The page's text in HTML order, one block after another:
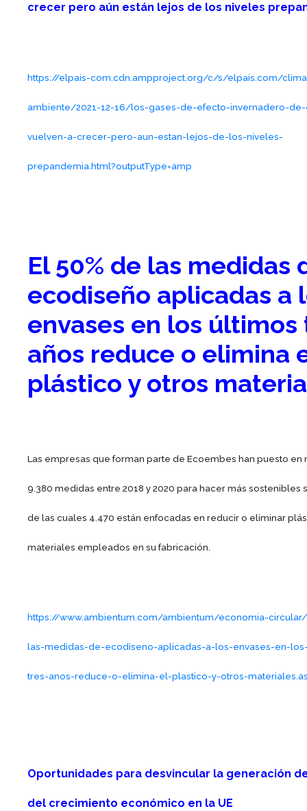
crecer pero aún están lejos de los niveles
https://elpais-com.cdn.ampproject.org/c/s/elpais.com/
ambiente/2021-12-16/los-gases-de-efecto-invernadero-
vuelven-a-crecer-pero-aun-estan-lejos-de-los-niveles-
prepandemia.html?outputType=amp
El 50% de las medidas
ecodiseño aplicadas a
envases en los últimos
años reduce o elimina
plástico y otros
Las empresas que forman parte de Ecoembes han puesto en
9.380 medidas entre 2018 y 2020 para hacer más sostenibles
de las cuales 4.470 están enfocadas en reducir o eliminar
materiales empleados en su fabricación.
https://www.ambientum.com/ambientum/economia-
las-medidas-de-ecodiseno-aplicadas-a-los-envases-en-
tres-anos-reduce-o-elimina-el-plastico-y-otros-
Oportunidades para desvincular la generación
del crecimiento económico en la UE